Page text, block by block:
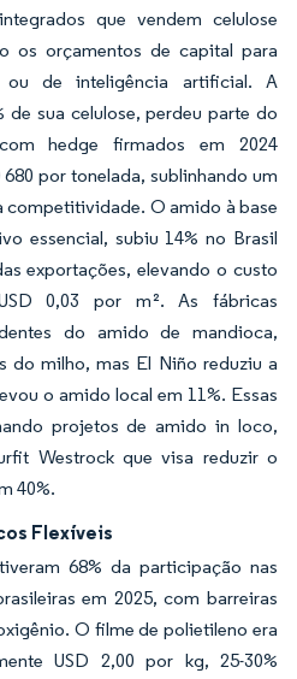
que vendem celulose
os orçamentos de capital para
ou de inteligência artificial. A
de sua celulose, perdeu parte do
hedge firmados em 2024
por tonelada, sublinhando um
competitividade. O amido à base
essencial, subiu 14% no Brasil
exportações, elevando o custo
0,03 por m². As fábricas
do amido de mandioca,
do milho, mas El Niño reduziu a
o amido local em 11%. Essas
projetos de amido in loco,
Westrock que visa reduzir o
40%.
Flexíveis
68% da participação nas
em 2025, com barreiras
O filme de polietileno era
USD 2,00 por kg, 25-30%